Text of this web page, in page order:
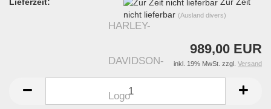
nicht lieferbar (Ausland divers)
989,00 EUR
inkl. 19% MwSt. zzgl. Versand